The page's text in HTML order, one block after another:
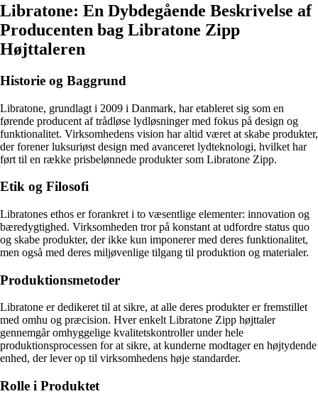
Libratone: En Dybdegående Beskrivelse af
Producenten bag Libratone Zipp
Højttaleren
Historie og Baggrund
Libratone, grundlagt i 2009 i Danmark, har etableret sig som en
førende producent af trådløse lydløsninger med fokus på design og
funktionalitet. Virksomhedens vision har altid været at skabe produkter,
der forener luksuriøst design med avanceret lydteknologi, hvilket har
ført til en række prisbelønnede produkter som Libratone Zipp.
Etik og Filosofi
Libratones ethos er forankret i to væsentlige elementer: innovation og
bæredygtighed. Virksomheden tror på konstant at udfordre status quo
og skabe produkter, der ikke kun imponerer med deres funktionalitet,
men også med deres miljøvenlige tilgang til produktion og materialer.
Produktionsmetoder
Libratone er dedikeret til at sikre, at alle deres produkter er fremstillet
med omhu og præcision. Hver enkelt Libratone Zipp højttaler
gennemgår omhyggelige kvalitetskontroller under hele
produktionsprocessen for at sikre, at kunderne modtager en højtydende
enhed, der lever op til virksomhedens høje standarder.
Rolle i Produktet